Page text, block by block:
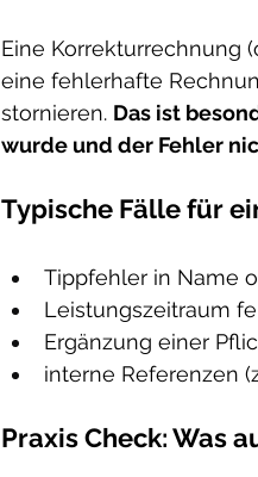
Eine Korrekturrechnung
eine fehlerhafte
stornieren. Das ist
wurde und der Fehler
Typische Fälle für
Tippfehler in Name
Leistungszeitraum
Ergänzung einer
interne Referenzen
Praxis Check: Was